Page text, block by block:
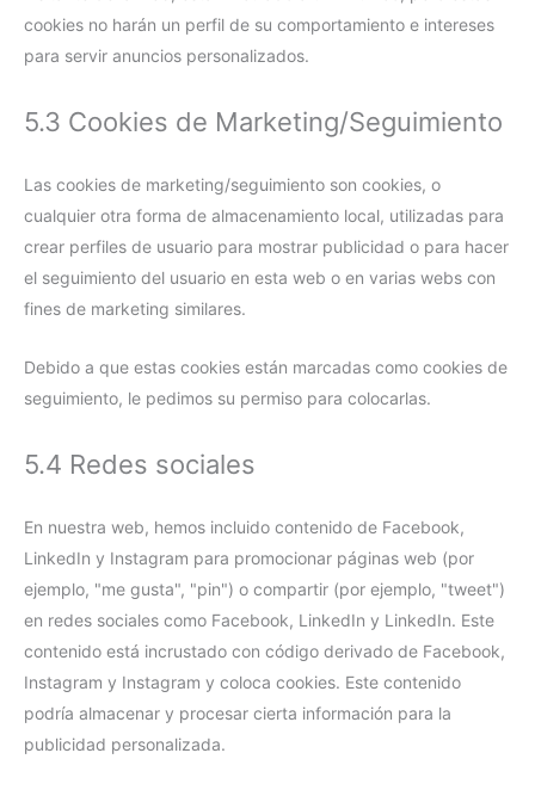
cookies no harán un perfil de su comportamiento e intereses
para servir anuncios personalizados.
5.3 Cookies de Marketing/Seguimiento
Las cookies de marketing/seguimiento son cookies, o
cualquier otra forma de almacenamiento local, utilizadas para
crear perfiles de usuario para mostrar publicidad o para hacer
el seguimiento del usuario en esta web o en varias webs con
fines de marketing similares.
Debido a que estas cookies están marcadas como cookies de
seguimiento, le pedimos su permiso para colocarlas.
5.4 Redes sociales
En nuestra web, hemos incluido contenido de Facebook,
LinkedIn y Instagram para promocionar páginas web (por
ejemplo, "me gusta", "pin") o compartir (por ejemplo, "tweet")
en redes sociales como Facebook, LinkedIn y LinkedIn. Este
contenido está incrustado con código derivado de Facebook,
Instagram y Instagram y coloca cookies. Este contenido
podría almacenar y procesar cierta información para la
publicidad personalizada.